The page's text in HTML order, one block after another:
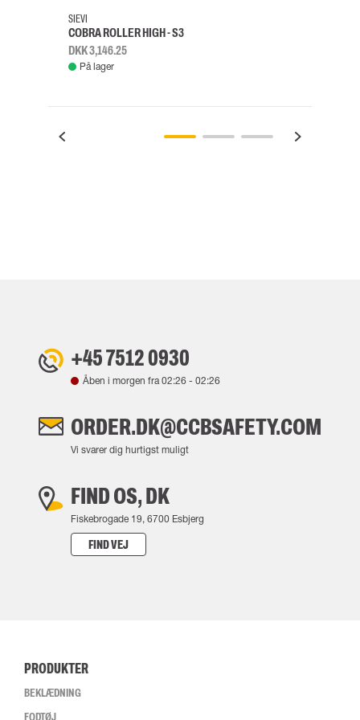
SIEVI
COBRA ROLLER HIGH - S3
DKK 3,146.25
På lager
+45 7512 0930
Åben i morgen fra02:26 - 02:26
ORDER.DK@CCBSAFETY.COM
Vi svarer dig hurtigst muligt
FIND OS, DK
Fiskebrogade 19, 6700 Esbjerg
FIND VEJ
PRODUKTER
BEKLÆDNING
FODTØJ